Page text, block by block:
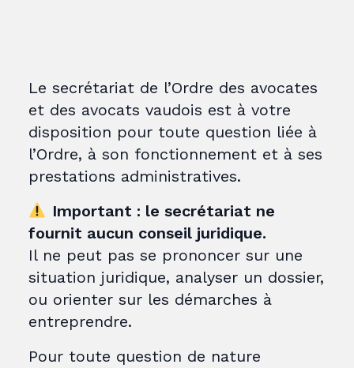
Le secrétariat de l’Ordre des avocates
et des avocats vaudois est à votre
disposition pour toute question liée à
l’Ordre, à son fonctionnement et à ses
prestations administratives.
Important : le secrétariat ne
fournit aucun conseil juridique.
Il ne peut pas se prononcer sur une
situation juridique, analyser un dossier,
ou orienter sur les démarches à
entreprendre.
Pour toute question de nature